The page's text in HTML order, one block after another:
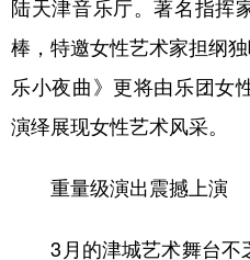
陆天津音乐厅。著名指挥
棒，特邀女性艺术家担纲
乐小夜曲》更将由乐团女
演绎展现女性艺术风采。
重量级演出震撼上演
3月的津城艺术舞台不